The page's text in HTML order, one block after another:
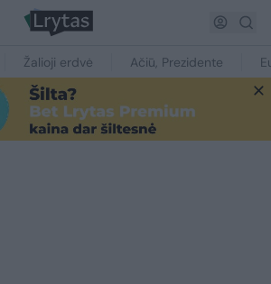
Žalioji erdvė Ačiū, Prezidente